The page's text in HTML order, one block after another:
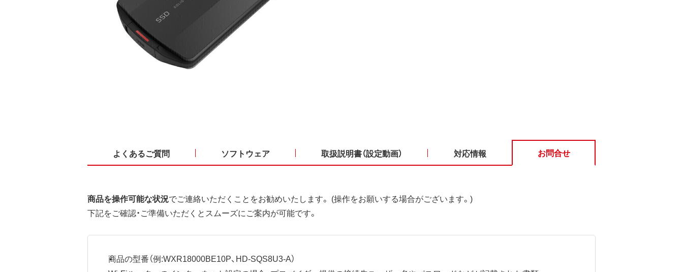
よくあるご質問 ソフトウェア 取扱説明書（設定動画） 対応情報 お問合せ
商品を操作可能な状況でご連絡いただくことをお勧めいたします。 (操作をお願いする場合がございます。)
下記をご確認・ご準備いただくとスムーズにご案内が可能です。
商品の型番（例:WXR18000BE10P、HD-SQS8U3-A）